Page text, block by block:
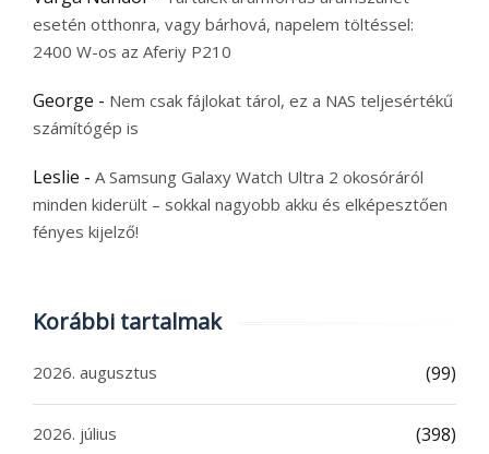
esetén otthonra, vagy bárhová, napelem töltéssel:
2400 W-os az Aferiy P210
George - Nem csak fájlokat tárol, ez a NAS teljesértékű
számítógép is
Leslie - A Samsung Galaxy Watch Ultra 2 okosóráról
minden kiderült – sokkal nagyobb akku és elképesztően
fényes kijelző!
Korábbi tartalmak
2026. augusztus (99)
2026. július (398)